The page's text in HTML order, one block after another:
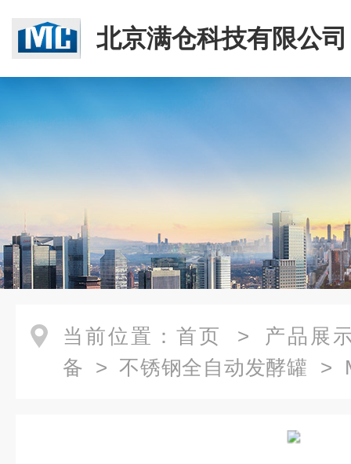
北京满仓科技有限公司
当前位置： 首页 > 产品展
备 > 不锈钢全自动发酵罐 >